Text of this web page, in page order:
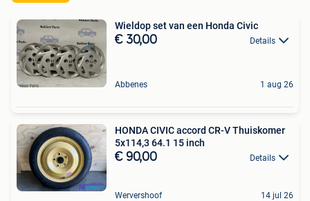
Wieldop set van een Honda Civic
€ 30,00 Details
Abbenes 1 aug 26
HONDA CIVIC accord CR-V Thuiskomer
5x114,3 64.1 15 inch
€ 90,00 Details
Wervershoof 14 jul 26